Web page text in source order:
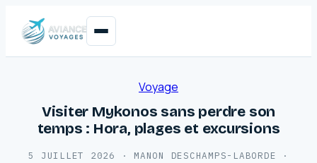
Voyage
Visiter Mykonos sans perdre son
temps : Hora, plages et excursions
5 JUILLET 2026 · MANON DESCHAMPS-LABORDE
·